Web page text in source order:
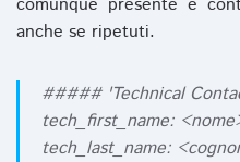
anche se ripetuti.
##### 'Technical
tech_first_name:
tech_last_name: